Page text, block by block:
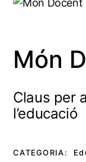
Món
Claus per
l’educació
CATEGORIA: